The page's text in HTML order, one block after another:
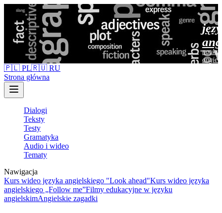
nauka
🇵🇱 PL🇷🇺 RU
Strona główna
Dialogi
Teksty
Testy
Gramatyka
Audio i wideo
Tematy
Nawigacja
Kurs wideo języka angielskiego "Look ahead"Kurs wideo języka
angielskiego „Follow me”Filmy edukacyjne w języku
angielskimAngielskie zagadki